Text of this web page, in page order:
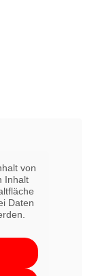
von
Inhalt
Daten